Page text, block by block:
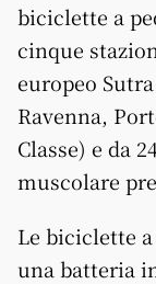
biciclette a
cinque
europeo
Ravenna,
Classe) e da
muscolare
Le biciclette
una batteria